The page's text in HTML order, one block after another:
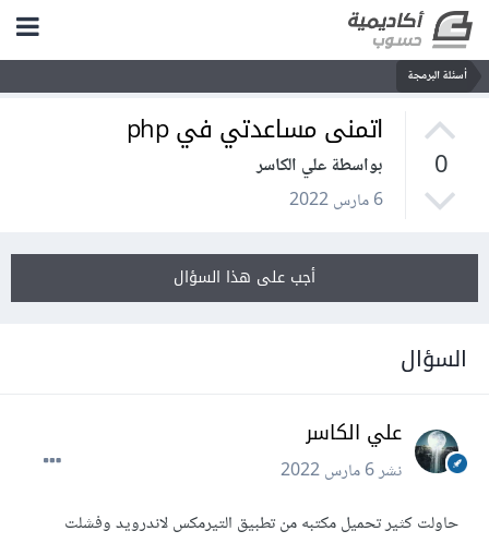
أسئلة البرمجة
0
اتمنى مساعدتي في php
بواسطة علي الكاسر
6 مارس 2022
أجب على هذا السؤال
السؤال
علي الكاسر
نشر6 مارس 2022
حاولت كثير تحميل مكتبه من تطبيق التيرمكس لاندرويد وفشلت